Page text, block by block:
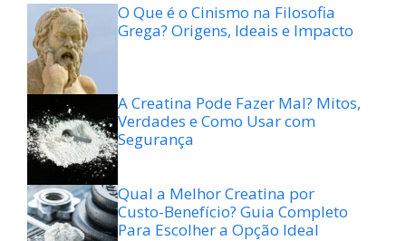
O Que é o Cinismo na Filosofia
Grega? Origens, Ideais e Impacto
A Creatina Pode Fazer Mal? Mitos,
Verdades e Como Usar com
Segurança
Qual a Melhor Creatina por
Custo-Benefício? Guia Completo
Para Escolher a Opção Ideal